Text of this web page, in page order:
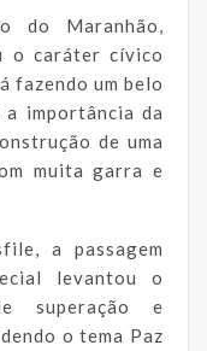
do Maranhão,
o caráter cívico
fazendo um belo
importância da
de uma
muita garra e
a passagem
levantou o
superação e
o tema Paz